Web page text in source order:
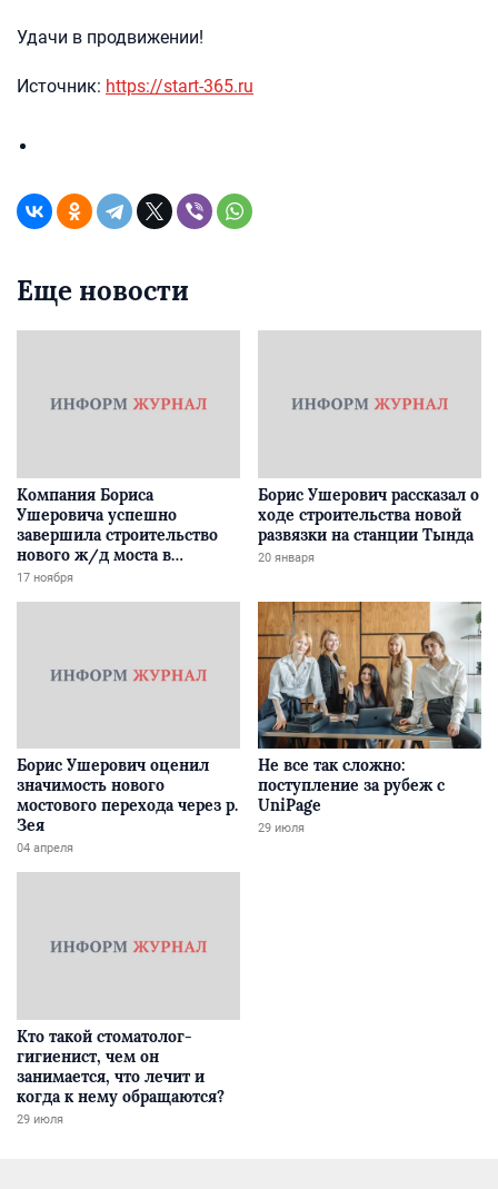
Удачи в продвижении!
Источник: https://start-365.ru
Еще новости
Компания Бориса
Ушеровича успешно
завершила строительство
нового ж/д моста в
Забайкалье
17 ноября
Борис Ушерович рассказал о
ходе строительства новой
развязки на станции Тында
20 января
Борис Ушерович оценил
значимость нового
мостового перехода через р.
Зея
04 апреля
Не все так сложно:
поступление за рубеж с
UniPage
29 июля
Кто такой стоматолог-
гигиенист, чем он
занимается, что лечит и
когда к нему обращаются?
29 июля